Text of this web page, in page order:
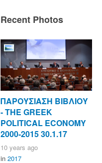
Recent Photos
ΠΑΡΟΥΣΙΑΣΗ ΒΙΒΛΙΟΥ
- ΤΗΕ GREEK
POLITICAL ECONOMY
2000-2015 30.1.17
10 years ago
in 2017